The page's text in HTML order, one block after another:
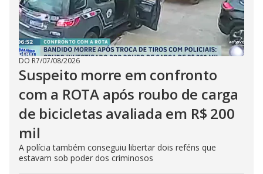
DO R7/07/08/2026
Suspeito morre em confronto
com a ROTA após roubo de carga
de bicicletas avaliada em R$ 200
mil
A polícia também conseguiu libertar dois reféns que
estavam sob poder dos criminosos